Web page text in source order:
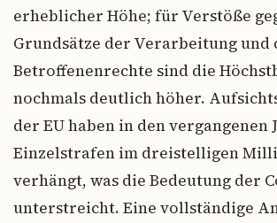
erheblicher Höhe; für Verstöße
Grundsätze der Verarbeitung und
Betroffenenrechte sind die
nochmals deutlich höher.
der EU haben in den vergangenen
Einzelstrafen im dreistelligen
verhängt, was die Bedeutung der
unterstreicht. Eine vollständige